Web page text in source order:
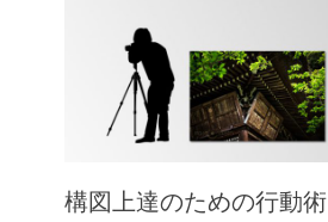
構図上達のための行動術